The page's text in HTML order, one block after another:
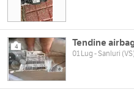
4 Tendine
01 Lug - Sanluri